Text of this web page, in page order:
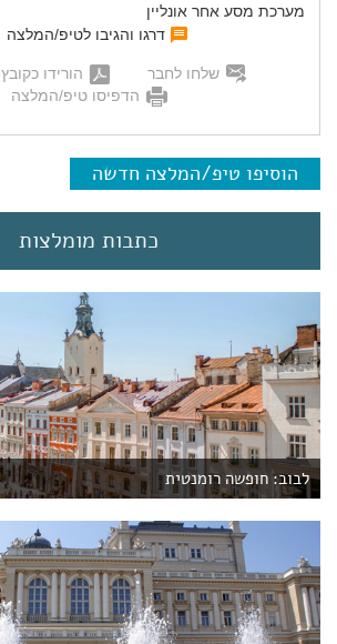
מערכת מסע אחר אונליין
דרגו והגיבו לטיפ/המלצה
שלחו לחבר
הורידו כקובץ PDF
הדפיסו טיפ/המלצה
הוסיפו טיפ/המלצה חדשה
כתבות מומלצות
לבוב: חופשה רומנטית